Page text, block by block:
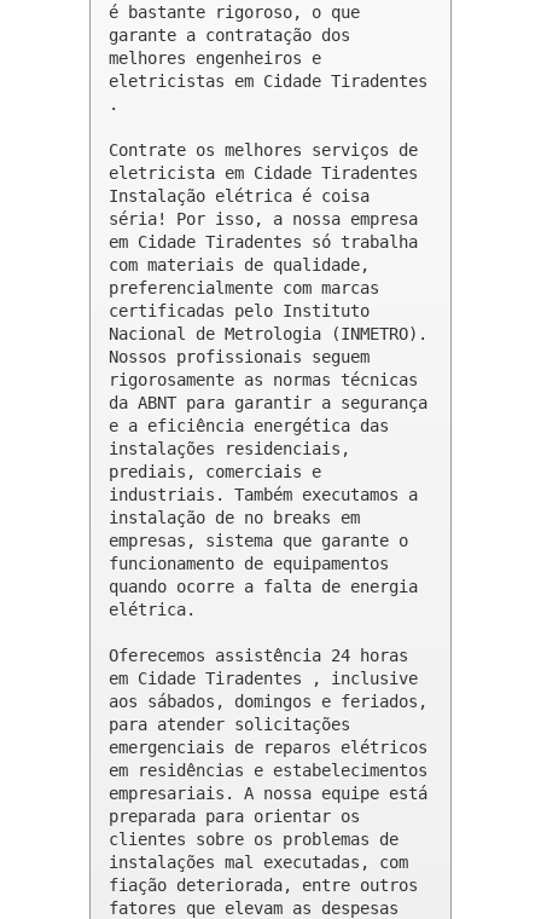
é bastante rigoroso, o que
garante a contratação dos
melhores engenheiros e
eletricistas em Cidade Tiradentes
.
Contrate os melhores serviços de
eletricista em Cidade Tiradentes
Instalação elétrica é coisa
séria! Por isso, a nossa empresa
em Cidade Tiradentes só trabalha
com materiais de qualidade,
preferencialmente com marcas
certificadas pelo Instituto
Nacional de Metrologia (INMETRO).
Nossos profissionais seguem
rigorosamente as normas técnicas
da ABNT para garantir a segurança
e a eficiência energética das
instalações residenciais,
prediais, comerciais e
industriais. Também executamos a
instalação de no breaks em
empresas, sistema que garante o
funcionamento de equipamentos
quando ocorre a falta de energia
elétrica.
Oferecemos assistência 24 horas
em Cidade Tiradentes , inclusive
aos sábados, domingos e feriados,
para atender solicitações
emergenciais de reparos elétricos
em residências e estabelecimentos
empresariais. A nossa equipe está
preparada para orientar os
clientes sobre os problemas de
instalações mal executadas, com
fiação deteriorada, entre outros
fatores que elevam as despesas